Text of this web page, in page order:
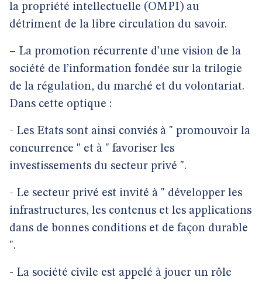
la propriété intellectuelle (OMPI) au
détriment de la libre circulation du savoir.
– La promotion récurrente d’une vision de la
société de l’information fondée sur la trilogie
de la régulation, du marché et du volontariat.
Dans cette optique :
- Les Etats sont ainsi conviés à " promouvoir la
concurrence " et à " favoriser les
investissements du secteur privé ".
- Le secteur privé est invité à " développer les
infrastructures, les contenus et les applications
dans de bonnes conditions et de façon durable
".
- La société civile est appelé à jouer un rôle